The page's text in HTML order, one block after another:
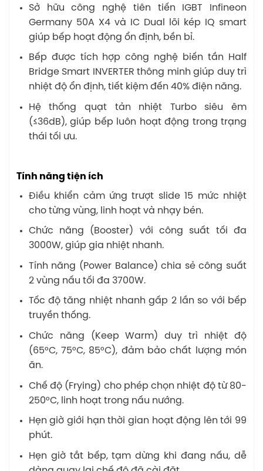
Sở hữu công nghệ tiên tiến IGBT Infineon
Germany 50A X4 và IC Dual lõi kép IQ smart
giúp bếp hoạt động ổn định, bền bỉ.
Bếp được tích hợp công nghệ biến tần Half
Bridge Smart INVERTER thông minh giúp duy trì
nhiệt độ ổn định, tiết kiệm đến 40% điện năng.
Hệ thống quạt tản nhiệt Turbo siêu êm
(≤36dB), giúp bếp luôn hoạt động trong trạng
thái tối ưu.
Tính năng tiện ích
Điều khiển cảm ứng trượt slide 15 mức nhiệt
cho từng vùng, linh hoạt và nhạy bén.
Chức năng (Booster) với công suất tối đa
3000W, giúp gia nhiệt nhanh.
Tính năng (Power Balance) chia sẻ công suất
2 vùng nấu tối đa 3700W.
Tốc độ tăng nhiệt nhanh gấp 2 lần so với bếp
truyền thống.
Chức năng (Keep Warm) duy trì nhiệt độ
(65°C, 75°C, 85°C), đảm bảo chất lượng món
ăn.
Chế độ (Frying) cho phép chọn nhiệt độ từ 80-
250°C, linh hoạt trong nấu nướng.
Hẹn giờ giới hạn thời gian hoạt động lên tới 99
phút.
Hẹn giờ tắt bếp, tạm dừng khi đang nấu, dễ